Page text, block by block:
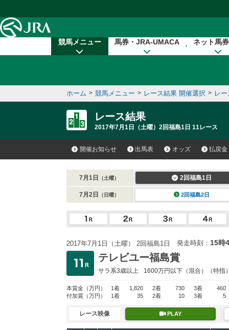
競馬メニュー 馬券・JRA-UMACA ネット馬
ホーム > 競馬メニュー > レース結果 開催選択 > レ
レース結果
2017年7月1日（土曜）2回福島1日 11レース
開催お知らせ 出馬表 オッズ 払戻金
7月1日 （土曜） 2回福島1日
7月2日 （日曜） 2回福島2日
2017年7月1日（土曜） 2回福島1日 発走時刻： 15時
テレビユー福島賞
サラ系3歳以上 1600万円以下 （混合）（特指
本賞金 （万円） 1着 1,820 2着 730 3着
460
付加賞 （万円） 1着 35 2着 10 3着 5
レース映像 PLAY